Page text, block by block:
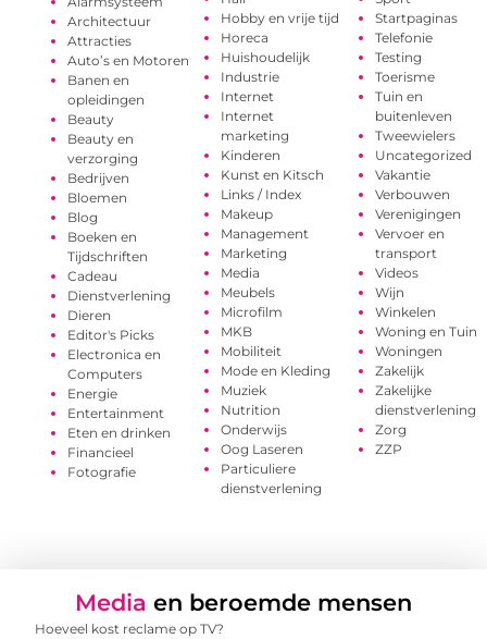
Architectuur
Attracties
Auto’s en Motoren
Banen en
opleidingen
Beauty
Beauty en
verzorging
Bedrijven
Bloemen
Blog
Boeken en
Tijdschriften
Cadeau
Dienstverlening
Dieren
Editor's Picks
Electronica en
Computers
Energie
Entertainment
Eten en drinken
Financieel
Fotografie
Hobby en vrije tijd
Horeca
Huishoudelijk
Industrie
Internet
Internet
marketing
Kinderen
Kunst en Kitsch
Links / Index
Makeup
Management
Marketing
Media
Meubels
Microfilm
MKB
Mobiliteit
Mode en Kleding
Muziek
Nutrition
Onderwijs
Oog Laseren
Particuliere
dienstverlening
Startpaginas
Telefonie
Testing
Toerisme
Tuin en
buitenleven
Tweewielers
Uncategorized
Vakantie
Verbouwen
Verenigingen
Vervoer en
transport
Videos
Wijn
Winkelen
Woning en Tuin
Woningen
Zakelijk
Zakelijke
dienstverlening
Zorg
ZZP
Media en beroemde mensen
Hoeveel kost reclame op TV?